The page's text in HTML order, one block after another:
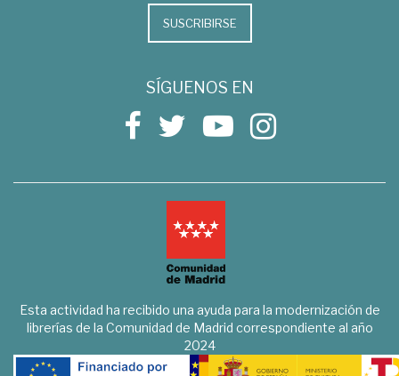
SUSCRIBIRSE
SÍGUENOS EN
Esta actividad ha recibido una ayuda para la modernización de
librerías de la Comunidad de Madrid correspondiente al año
2024